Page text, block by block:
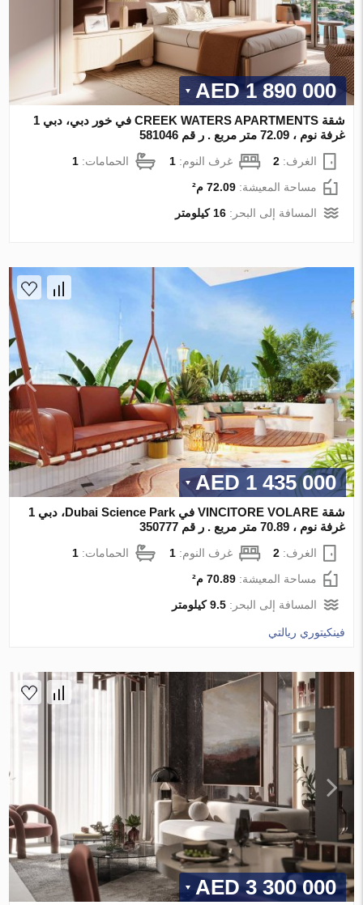
1 890 000 AED
شقة CREEK WATERS APARTMENTS في خور دبي، دبي 1
غرفة نوم ، 72.09 متر مربع . ر قم 581046
الغرف:2 غرف النوم:1 الحمامات:1
مساحة المعيشة:72.09 م²
المسافة إلى البحر:16 كيلومتر
1 435 000 AED
شقة VINCITORE VOLARE في Dubai Science Park، دبي 1
غرفة نوم ، 70.89 متر مربع . ر قم 350777
الغرف:2 غرف النوم:1 الحمامات:1
مساحة المعيشة:70.89 م²
المسافة إلى البحر:9.5 كيلومتر
فينكيتوري ريالتي
3 300 000 AED